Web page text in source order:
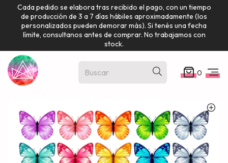
Cada pedido se elabora tras recibido el pago, con un tiempo
de producción de 3 a 7 días hábiles aproximadamente (los
personalizados pueden demorar más). Si tenés una fecha
límite, consultanos antes de comprar. No trabajamos con
stock.
0